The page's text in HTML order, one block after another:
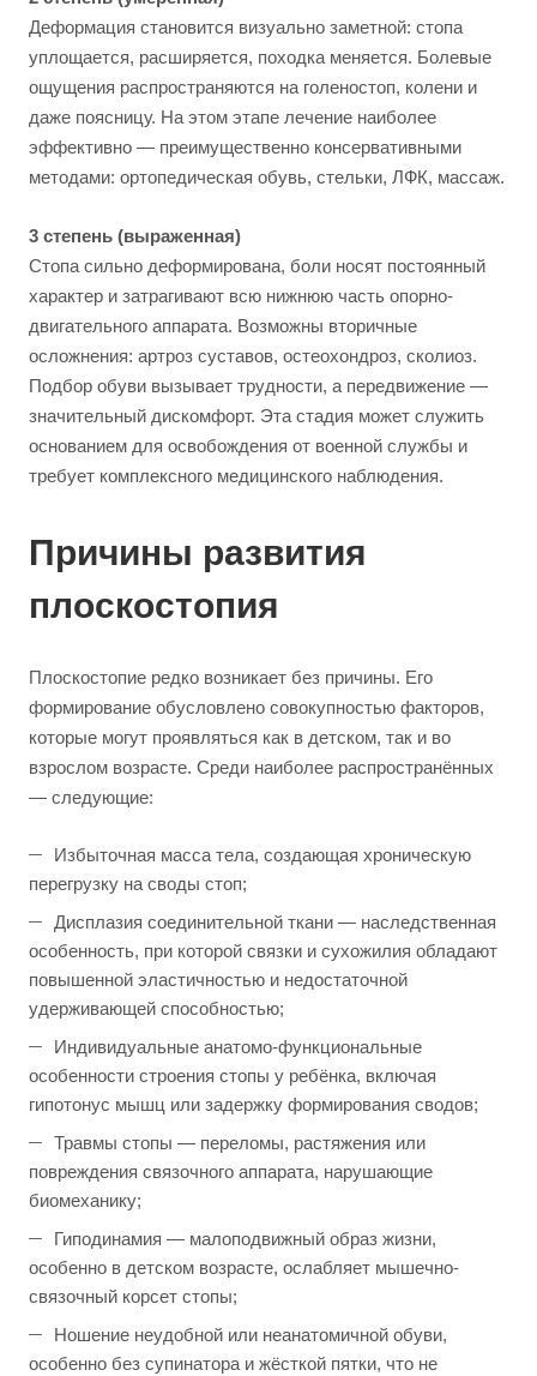
Деформация становится визуально заметной: стопа
уплощается, расширяется, походка меняется. Болевые
ощущения распространяются на голеностоп, колени и
даже поясницу. На этом этапе лечение наиболее
эффективно — преимущественно консервативными
методами: ортопедическая обувь, стельки, ЛФК, массаж.
3 степень (выраженная)
Стопа сильно деформирована, боли носят постоянный
характер и затрагивают всю нижнюю часть опорно-
двигательного аппарата. Возможны вторичные
осложнения: артроз суставов, остеохондроз, сколиоз.
Подбор обуви вызывает трудности, а передвижение —
значительный дискомфорт. Эта стадия может служить
основанием для освобождения от военной службы и
требует комплексного медицинского наблюдения.
Причины развития
плоскостопия
Плоскостопие редко возникает без причины. Его
формирование обусловлено совокупностью факторов,
которые могут проявляться как в детском, так и во
взрослом возрасте. Среди наиболее распространённых
— следующие:
Избыточная масса тела, создающая хроническую
перегрузку на своды стоп;
Дисплазия соединительной ткани — наследственная
особенность, при которой связки и сухожилия обладают
повышенной эластичностью и недостаточной
удерживающей способностью;
Индивидуальные анатомо-функциональные
особенности строения стопы у ребёнка, включая
гипотонус мышц или задержку формирования сводов;
Травмы стопы — переломы, растяжения или
повреждения связочного аппарата, нарушающие
биомеханику;
Гиподинамия — малоподвижный образ жизни,
особенно в детском возрасте, ослабляет мышечно-
связочный корсет стопы;
Ношение неудобной или неанатомичной обуви,
особенно без супинатора и жёсткой пятки, что не